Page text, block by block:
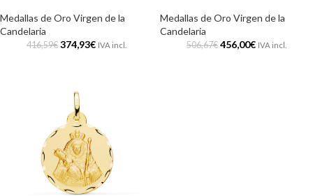
Medallas de Oro Virgen de la
Candelaria
416,59€ 374,93€ IVA incl.
Medallas de Oro Virgen de la
Candelaria
506,67€ 456,00€ IVA incl.